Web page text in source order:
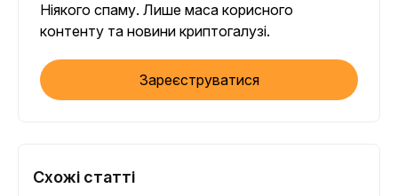
Ніякого спаму. Лише маса корисного
контенту та новини криптогалузі.
Зареєструватися
Схожі статті